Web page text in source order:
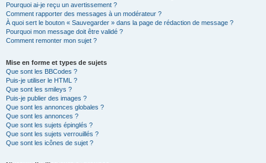
Pourquoi ai-je reçu un avertissement ?
Comment rapporter des messages à un modérateur ?
À quoi sert le bouton « Sauvegarder » dans la page de rédaction de message ?
Pourquoi mon message doit être validé ?
Comment remonter mon sujet ?
Mise en forme et types de sujets
Que sont les BBCodes ?
Puis-je utiliser le HTML ?
Que sont les smileys ?
Puis-je publier des images ?
Que sont les annonces globales ?
Que sont les annonces ?
Que sont les sujets épinglés ?
Que sont les sujets verrouillés ?
Que sont les icônes de sujet ?